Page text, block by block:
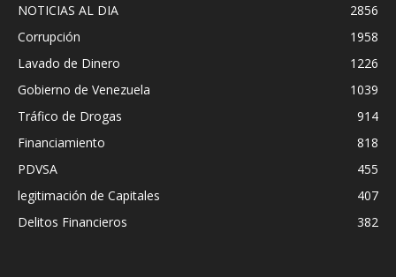
NOTICIAS AL DIA
2856
Corrupción
1958
Lavado de Dinero
1226
Gobierno de Venezuela
1039
Tráfico de Drogas
914
Financiamiento
818
PDVSA
455
legitimación de Capitales
407
Delitos Financieros
382